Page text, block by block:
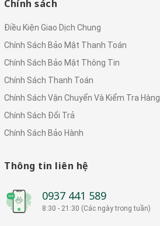
Chính sách
Điều Kiện Giao Dịch Chung
Chính Sách Bảo Mật Thanh Toán
Chính Sách Bảo Mật Thông Tin
Chính Sách Thanh Toán
Chính Sách Vận Chuyển Và Kiểm Tra Hàng
Chính Sách Đổi Trả
Chính Sách Bảo Hành
Thông tin liên hệ
0937 441 589
8:30 - 21:30 (Các ngày trong tuần)